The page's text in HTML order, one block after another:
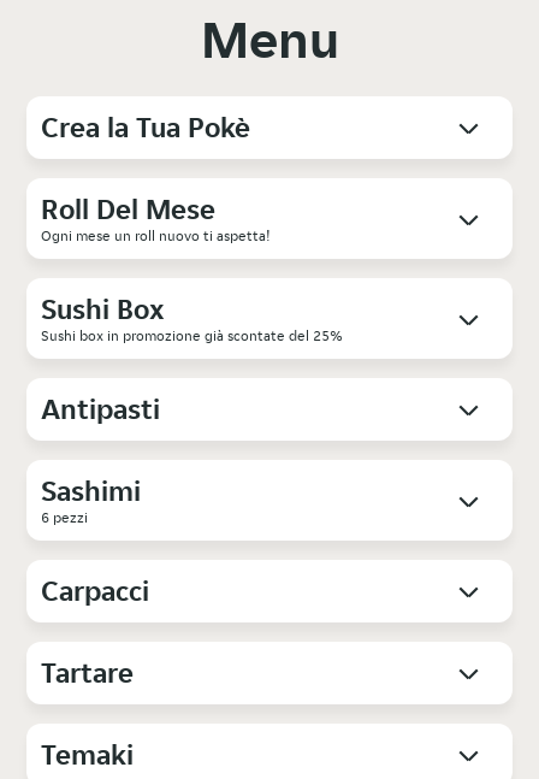
Menu
Crea la Tua Pokè
Roll Del Mese
Ogni mese un roll nuovo ti aspetta!
Sushi Box
Sushi box in promozione già scontate del 25%
Antipasti
Sashimi
6 pezzi
Carpacci
Tartare
Temaki